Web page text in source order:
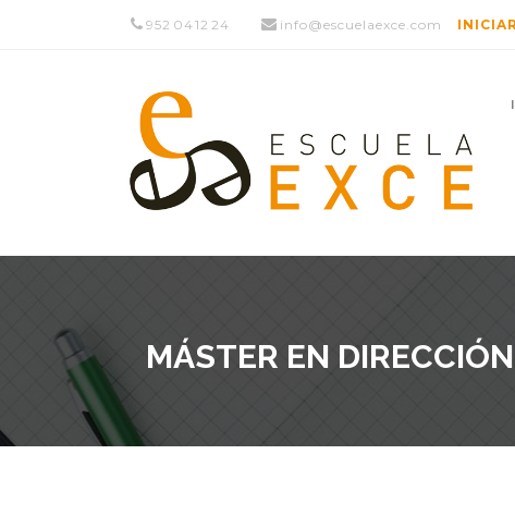
952 04 12 24 info@escuelaexce.com
MÁSTER EN